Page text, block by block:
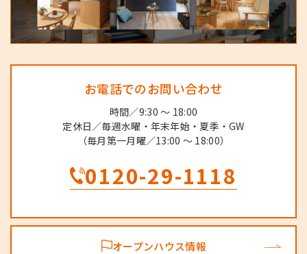
お電話でのお問い合わせ
時間／9:30 ～ 18:00
定休日／毎週水曜・年末年始・夏季・GW
（毎月第一月曜／13:00 ～ 18:00）
0120-29-1118
オープンハウス情報